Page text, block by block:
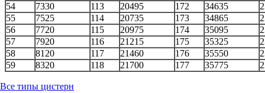
54
7330 113 20495 172 34635
55
7525 114 20735 173 34865
56
7720 115 20975 174 35095
57
7920 116 21215 175 35325
58
8120 117 21460 176 35550
59
8320 118 21700 177 35775
Все типы цистерн